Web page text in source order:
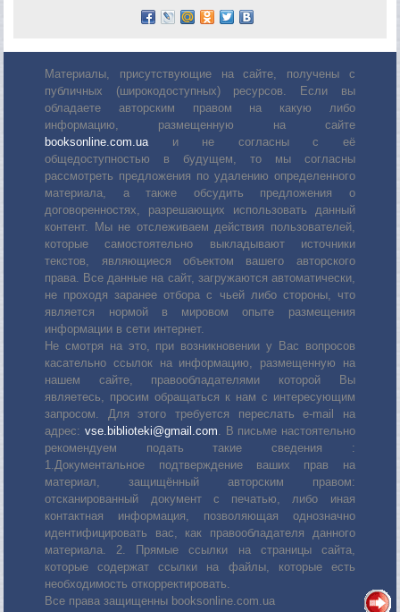
Материалы, присутствующие на сайте, получены с
публичных (широкодоступных) ресурсов. Если вы
обладаете авторским правом на какую либо
информацию, размещенную на сайте
booksonline.com.uaи не согласны с её
общедоступностью в будущем, то мы согласны
рассмотреть предложения по удалению определенного
материала, а также обсудить предложения о
договоренностях, разрешающих использовать данный
контент. Мы не отслеживаем действия пользователей,
которые самостоятельно выкладывают источники
текстов, являющиеся объектом вашего авторского
права. Все данные на сайт, загружаются автоматически,
не проходя заранее отбора с чьей либо стороны, что
является нормой в мировом опыте размещения
информации в сети интернет.
Не смотря на это, при возникновении у Вас вопросов
касательно ссылок на информацию, размещенную на
нашем сайте, правообладателями которой Вы
являетесь, просим обращаться к нам с интересующим
запросом. Для этого требуется переслать е-mail на
адрес: vse.biblioteki@gmail.com. В письме настоятельно
рекомендуем подать такие сведения :
1.Документальное подтверждение ваших прав на
материал, защищённый авторским правом:
отсканированный документ с печатью, либо иная
контактная информация, позволяющая однозначно
идентифицировать вас, как правообладателя данного
материала. 2. Прямые ссылки на страницы сайта,
которые содержат ссылки на файлы, которые есть
необходимость откорректировать.
Все права защищенны booksonline.com.ua